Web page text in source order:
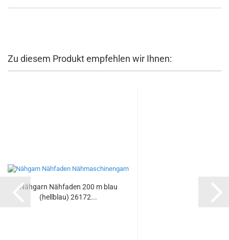
Zu diesem Produkt empfehlen wir Ihnen:
Nähgarn Nähfaden 200 m blau
(hellblau) 26172...